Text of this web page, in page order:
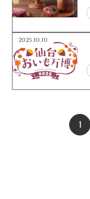
2025.10.10
1